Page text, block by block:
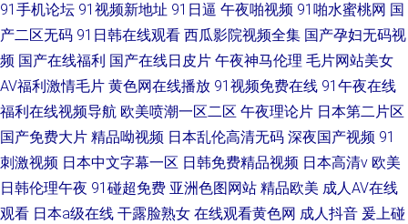
91手机论坛 91视频新地址 91日逼 午夜啪视频 91啪水蜜桃网 国
产二区无码 91日韩在线观看 西瓜影院视频全集 国产孕妇无码视
频 国产在线福利 国产在线日皮片 午夜神马伦理 毛片网站美女
AV福利激情毛片 黄色网在线播放 91视频免费在线 91午夜在线
福利在线视频导航 欧美喷潮一区二区 午夜理论片 日本第二片区
国产免费大片 精品呦视频 日本乱伦高清无码 深夜国产视频 91
刺激视频 日本中文字幕一区 日韩免费精品视频 日本高清v 欧美
日韩伦理午夜 91碰超免费 亚洲色图网站 精品欧美 成人AV在线
观看 日本a级在线 干露脸熟女 在线观看黄色网 成人抖音 爰上碰